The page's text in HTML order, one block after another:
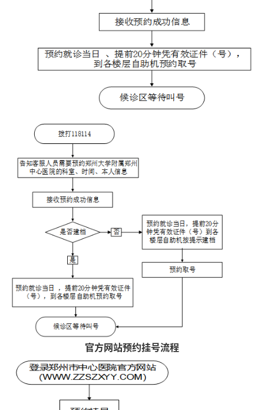
官方网站预约挂号流程